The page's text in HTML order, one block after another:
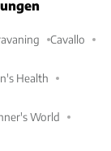
Cavallo
Health
World